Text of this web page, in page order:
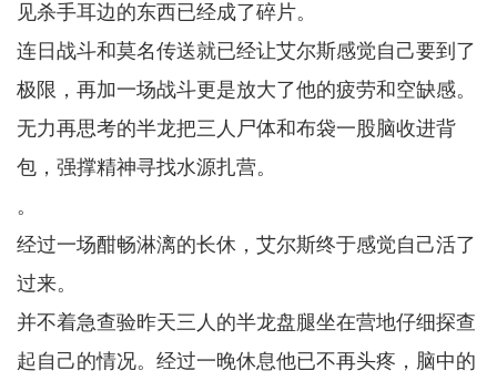
见杀手耳边的东西已经成了碎片。
连日战斗和莫名传送就已经让艾尔斯感觉自己要到了
极限，再加一场战斗更是放大了他的疲劳和空缺感。
无力再思考的半龙把三人尸体和布袋一股脑收进背
包，强撑精神寻找水源扎营。
。
经过一场酣畅淋漓的长休，艾尔斯终于感觉自己活了
过来。
并不着急查验昨天三人的半龙盘腿坐在营地仔细探查
起自己的情况。经过一晚休息他已不再头疼，脑中的